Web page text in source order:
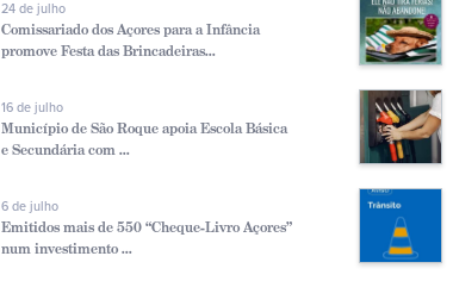
24 de julho
Comissariado dos Açores para a Infância
promove Festa das Brincadeiras...
16 de julho
Município de São Roque apoia Escola Básica
e Secundária com ...
6 de julho
Emitidos mais de 550 “Cheque-Livro Açores”
num investimento ...